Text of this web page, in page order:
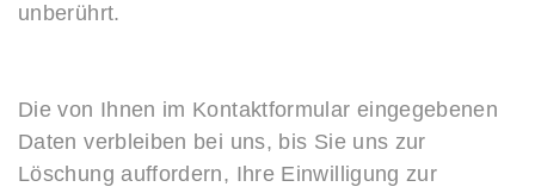
unberührt.
Die von Ihnen im Kontaktformular eingegebenen
Daten verbleiben bei uns, bis Sie uns zur
Löschung auffordern, Ihre Einwilligung zur